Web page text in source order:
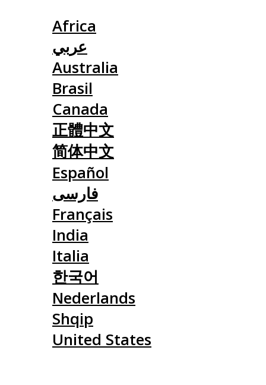
Africa
عربي
Australia
Brasil
Canada
正體中文
简体中文
Español
فارسی
Français
India
Italia
한국어
Nederlands
Shqip
United States